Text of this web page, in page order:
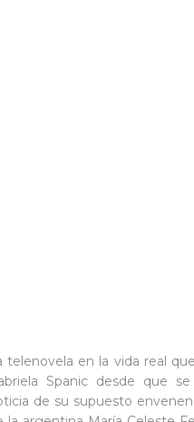
telenovela en la vida real
Spanic desde que
de su supuesto